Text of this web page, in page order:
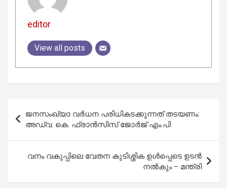
editor
View all posts
navigation
ജനസംഖ്യാ വർധന പരിധികടക്കുന്നത് തടയണം:
അഡ്വ. കെ. ഫ്രാൻസിസ് ജോർജ് എം.പി
വനം വകുപ്പിലെ വേതന കുടിശ്ശിക ഉൾപ്പെടെ ഉടൻ
നൽകും – മന്ത്രി